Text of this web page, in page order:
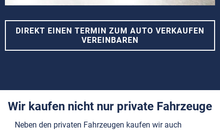
DIREKT EINEN TERMIN ZUM AUTO VERKAUFEN
VEREINBAREN
Wir kaufen nicht nur private Fahrzeuge
Neben den privaten Fahrzeugen kaufen wir auch